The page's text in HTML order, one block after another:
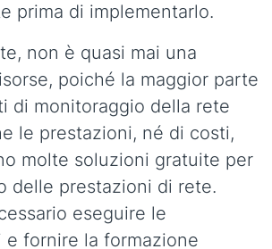
prima di implementarlo.
non è quasi mai una
poiché la maggior parte
di monitoraggio della rete
le prestazioni, né di costi,
molte soluzioni gratuite per
delle prestazioni di rete.
eseguire le
e fornire la formazione